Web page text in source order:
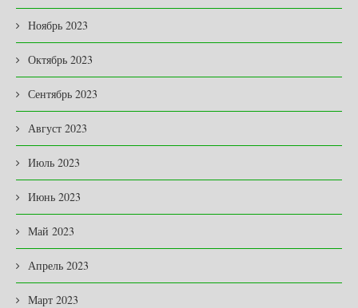
Ноябрь 2023
Октябрь 2023
Сентябрь 2023
Август 2023
Июль 2023
Июнь 2023
Май 2023
Апрель 2023
Март 2023